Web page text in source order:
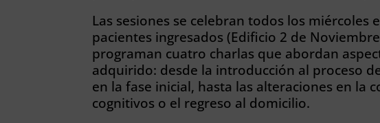
Las sesiones se celebran todos los miércoles
pacientes ingresados (Edificio 2 de
programan cuatro charlas que abordan
adquirido: desde la introducción al proceso
en la fase inicial, hasta las alteraciones en la
cognitivos o el regreso al domicilio.